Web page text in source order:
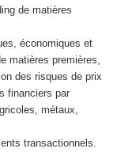
de matières
économiques et
matières premières,
des risques de prix
financiers par
métaux,
transactionnels.